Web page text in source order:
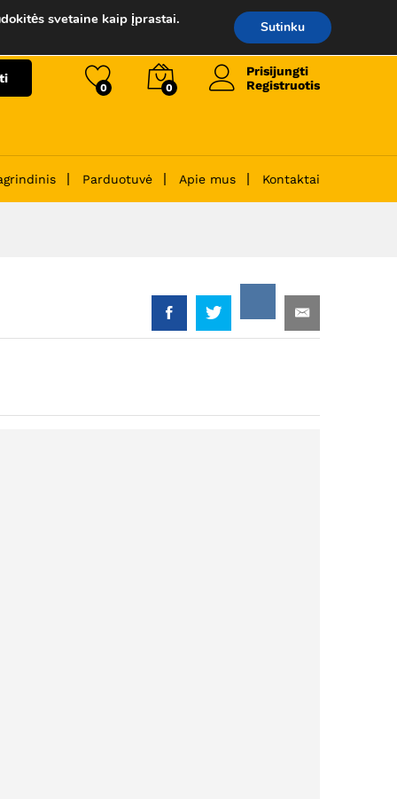
0 0
Prisijungti
Registruotis
Parduotuvė Apie mus Kontaktai
svetaine kaip įprastai. Sutinku
90.00€ Į krepšelį